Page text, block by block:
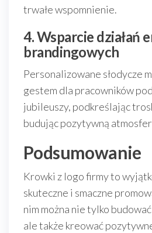
trwałe wspomnienie.
4. Wsparcie działań
brandingowych
Personalizowane słodycze
gestem dla pracowników
jubileuszy, podkreślając
budując pozytywną
Podsumowanie
Krowki z logo firmy to
skuteczne i smaczne
nim można nie tylko
ale także kreować